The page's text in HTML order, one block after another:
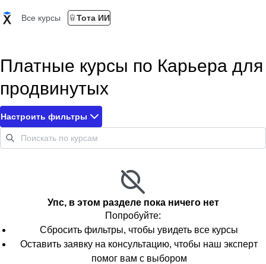
Все курсы Тота ИИ
Платные курсы по Карьера для
продвинутых
Настроить фильтры
Упс, в этом разделе пока ничего нет
Попробуйте:
Сбросить фильтры, чтобы увидеть все курсы
Оставить заявку на консультацию, чтобы наш эксперт
помог вам с выбором